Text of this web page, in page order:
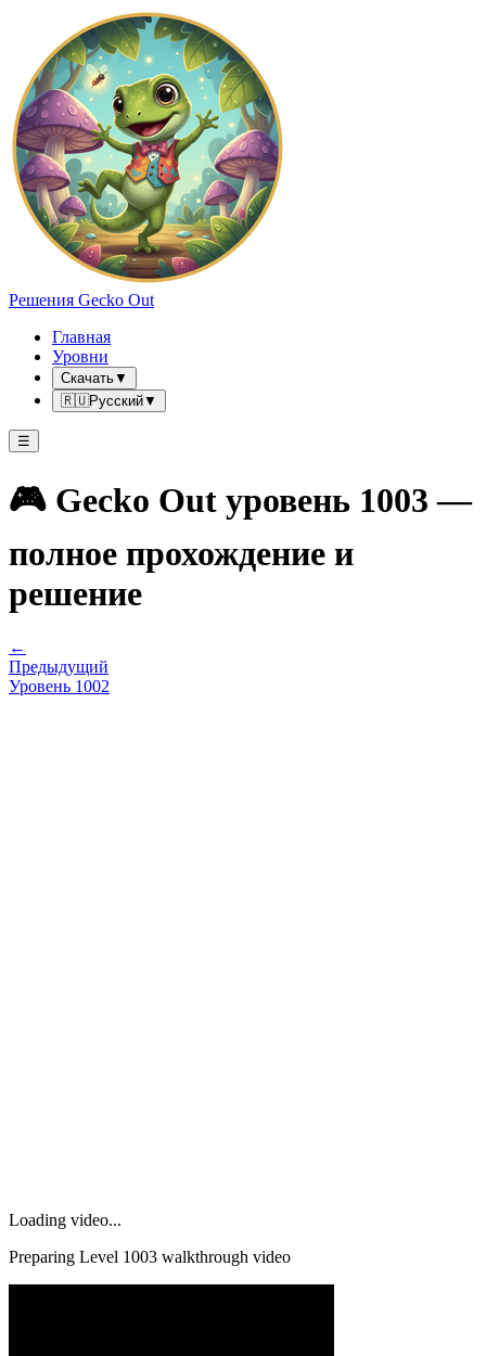
Решения Gecko Out
Главная
Уровни
Скачать▼
🇷🇺Русский▼
☰
🎮 Gecko Out уровень 1003 —
полное прохождение и
решение
←
Предыдущий
Уровень 1002
Loading video...
Preparing Level 1003 walkthrough video